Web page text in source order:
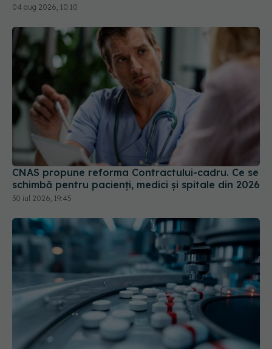
04 aug 2026, 10:10
CNAS propune reforma Contractului-cadru. Ce se
schimbă pentru pacienți, medici și spitale din 2026
30 iul 2026, 19:45